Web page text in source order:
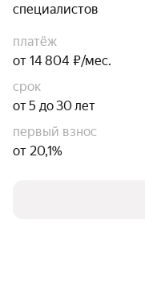
специалистов
платёж
от 14 804 ₽/мес.
срок
от 5 до 30 лет
первый взнос
от 20,1%